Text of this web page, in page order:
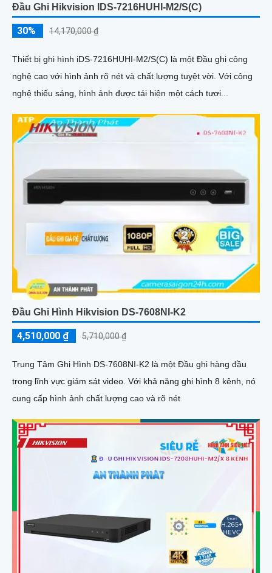
Đầu Ghi Hikvision IDS-7216HUHI-M2/S(C)
30% 14,170,000 ₫
Thiết bị ghi hình iDS-7216HUHI-M2/S(C) là một Đầu ghi công
nghệ cao với hình ảnh rõ nét và chất lượng tuyệt vời. Với công
nghệ thiếu sáng, hình ảnh được tái hiện một cách tươi...
Đầu Ghi Hình Hikvision DS-7608NI-K2
4,510,000 ₫ 5,710,000 ₫
Trung Tâm Ghi Hình DS-7608NI-K2 là một Đầu ghi hàng đầu
trong lĩnh vực giám sát video. Với khả năng ghi hình 8 kênh, nó
cung cấp hình ảnh chất lượng cao và rõ nét